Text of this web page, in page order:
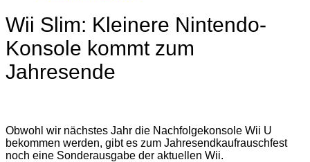
Wii Slim: Kleinere Nintendo-
Konsole kommt zum
Jahresende
Obwohl wir nächstes Jahr die Nachfolgekonsole Wii U
bekommen werden, gibt es zum Jahresendkaufrauschfest
noch eine Sonderausgabe der aktuellen Wii.